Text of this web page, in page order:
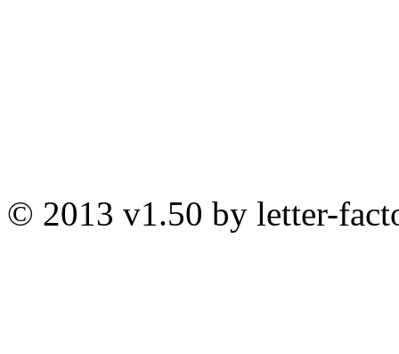
© 2013 v1.50 by letter-